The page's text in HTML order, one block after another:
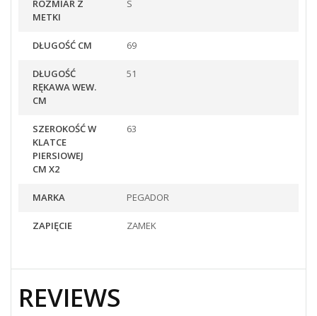
ROZMIAR Z
METKI
S
DŁUGOŚĆ CM 69
DŁUGOŚĆ
RĘKAWA WEW.
CM
51
SZEROKOŚĆ W
KLATCE
PIERSIOWEJ
CM X2
63
MARKA PEGADOR
ZAPIĘCIE ZAMEK
REVIEWS